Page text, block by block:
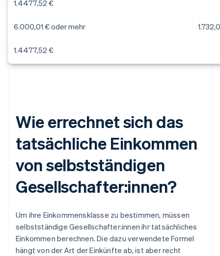
1.4477,52 €
6.000,01 € oder mehr
1.4477,52 €
Wie errechnet sich das
tatsächliche Einkommen
von selbstständigen
Gesellschafter:innen?
Um ihre Einkommensklasse zu bestimmen, müssen
selbstständige Gesellschafter:innen ihr tatsächliches
Einkommen berechnen. Die dazu verwendete Formel
hängt von der Art der Einkünfte ab, ist aber recht